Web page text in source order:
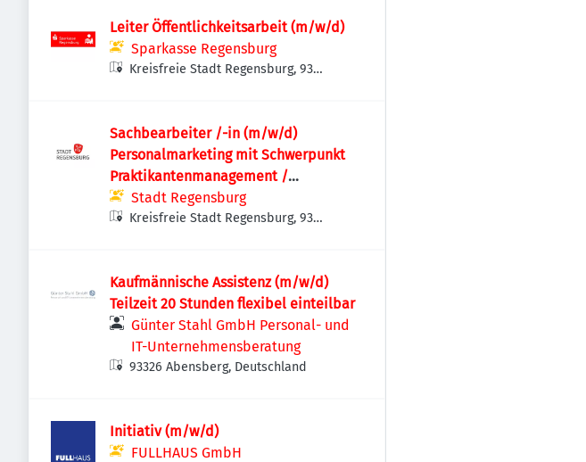
Leiter Öffentlichkeitsarbeit (m/w/d)
Sparkasse Regensburg
Kreisfreie Stadt Regensburg, 93
Sachbearbeiter /-in (m/w/d)
Personalmarketing mit Schwerpunkt
Praktikantenmanagement /
Onboarding
Stadt Regensburg
Kreisfreie Stadt Regensburg, 93
Kaufmännische Assistenz (m/w/d)
Teilzeit 20 Stunden flexibel einteilbar
Günter Stahl GmbH Personal- und
IT-Unternehmensberatung
93326 Abensberg, Deutschland
Initiativ (m/w/d)
FULLHAUS GmbH